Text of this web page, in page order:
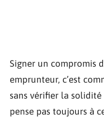
Signer un compromis
emprunteur, c’est
sans vérifier la solidité
pense pas toujours à